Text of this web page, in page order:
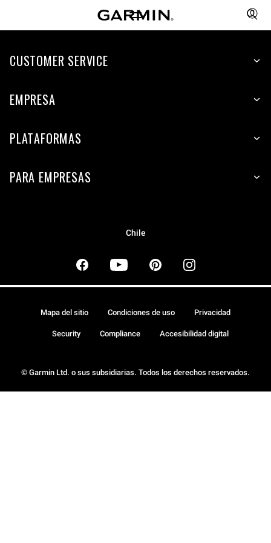
CUSTOMER SERVICE
EMPRESA
PLATAFORMAS
PARA EMPRESAS
Chile
© Garmin Ltd. o sus subsidiarias. Todos los derechos reservados.
Mapa del sitio Condiciones de uso Privacidad
Security Compliance Accesibilidad digital